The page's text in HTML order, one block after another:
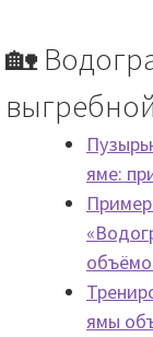
🏡
яме:
ямы